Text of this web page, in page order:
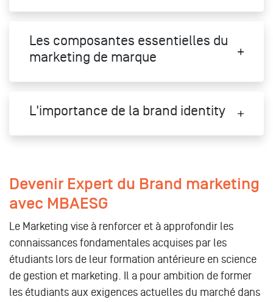
Les composantes essentielles du
marketing de marque
L'importance de la brand identity
Devenir Expert du Brand marketing
avec MBAESG
Le Marketing vise à renforcer et à approfondir les
connaissances fondamentales acquises par les
étudiants lors de leur formation antérieure en science
de gestion et marketing. Il a pour ambition de former
les étudiants aux exigences actuelles du marché dans